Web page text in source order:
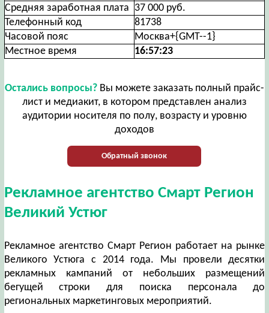
Средняя заработная плата 37 000 руб.
Телефонный код
81738
Часовой пояс
Москва+{GMT--1}
Местное время
16:57:24
Остались вопросы?Вы можете заказать полный прайс-
лист и медиакит, в котором представлен анализ
аудитории носителя по полу, возрасту и уровню
доходов
Обратный звонок
Рекламное агентство Смарт Регион
Великий Устюг
Рекламное агентство Смарт Регион работает на рынке
Великого Устюга с 2014 года. Мы провели десятки
рекламных кампаний от небольших размещений
бегущей строки для поиска персонала до
региональных маркетинговых мероприятий.